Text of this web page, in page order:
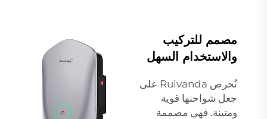
مصمم للتركيب
والاستخدام السهل
تُحرص Ruivanda على
جعل شواحنها قوية
ومتينة. فهي مصممة